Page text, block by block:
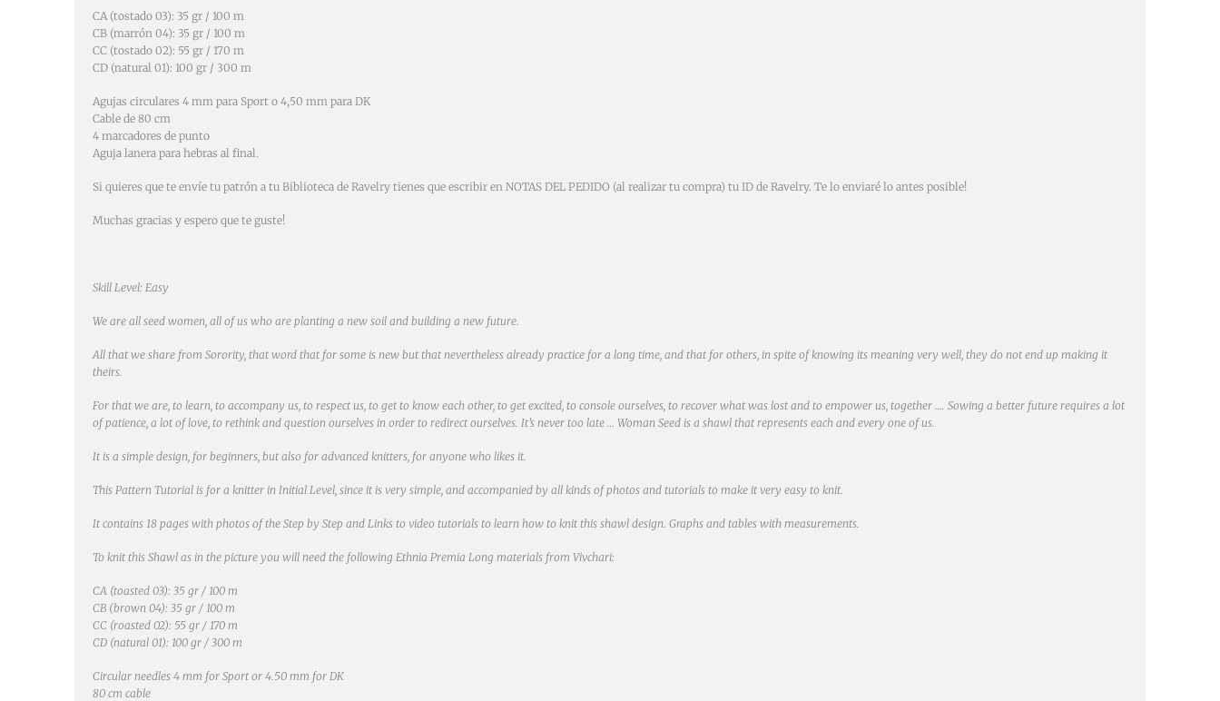
CA (tostado 03): 35 gr / 100 m
CB (marrón 04): 35 gr / 100 m
CC (tostado 02): 55 gr / 170 m
CD (natural 01): 100 gr / 300 m
Agujas circulares 4 mm para Sport o 4,50 mm para DK
Cable de 80 cm
4 marcadores de punto
Aguja lanera para hebras al final.
Si quieres que te envíe tu patrón a tu Biblioteca de Ravelry tienes que escribir en NOTAS DEL PEDIDO (al realizar tu compra) tu ID de Ravelry. Te lo enviaré lo antes posible!
Muchas gracias y espero que te guste!
Skill Level: Easy
We are all seed women, all of us who are planting a new soil and building a new future.
All that we share from Sorority, that word that for some is new but that nevertheless already practice for a long time, and that for others, in spite of knowing its meaning very well, they do not end up making it
theirs.
For that we are, to learn, to accompany us, to respect us, to get to know each other, to get excited, to console ourselves, to recover what was lost and to empower us, together …. Sowing a better future requires a lot
of patience, a lot of love, to rethink and question ourselves in order to redirect ourselves. It’s never too late … Woman Seed is a shawl that represents each and every one of us.
It is a simple design, for beginners, but also for advanced knitters, for anyone who likes it.
This Pattern Tutorial is for a knitter in Initial Level, since it is very simple, and accompanied by all kinds of photos and tutorials to make it very easy to knit.
It contains 18 pages with photos of the Step by Step and Links to video tutorials to learn how to knit this shawl design. Graphs and tables with measurements.
To knit this Shawl as in the picture you will need the following Ethnia Premia Long materials from Vivchari:
CA (toasted 03): 35 gr / 100 m
CB (brown 04): 35 gr / 100 m
CC (roasted 02): 55 gr / 170 m
CD (natural 01): 100 gr / 300 m
Circular needles 4 mm for Sport or 4.50 mm for DK
80 cm cable